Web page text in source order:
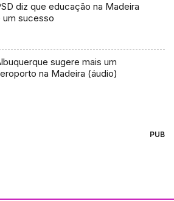
diz que educação na Madeira
um sucesso
sugere mais um
na Madeira (áudio)
PUB